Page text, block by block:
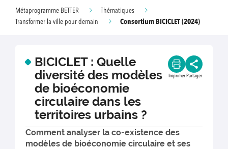
Métaprogramme BETTER
Thématiques
Transformer la ville pour demain
Consortium BICICLET (2024)
BICICLET : Quelle
diversité des modèles
de bioéconomie
circulaire dans les
territoires urbains ?
Imprimer Partager
Comment analyser la co-existence des
modèles de bioéconomie circulaire et ses